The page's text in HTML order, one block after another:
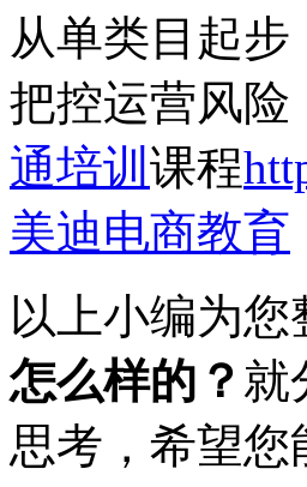
从单类目起
把控运营风险
通培训 课程
美迪电商教育
以上小编为您
怎么样的？ 就
思考，希望